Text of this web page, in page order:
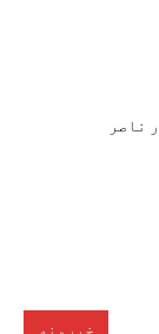
ناصر
خبرونه